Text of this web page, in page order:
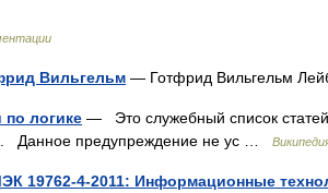
Вильгельм — Готфрид Вильгельм
по логике — Это служебный список
Данное предупреждение не ус …
19762-4-2011: Информационные